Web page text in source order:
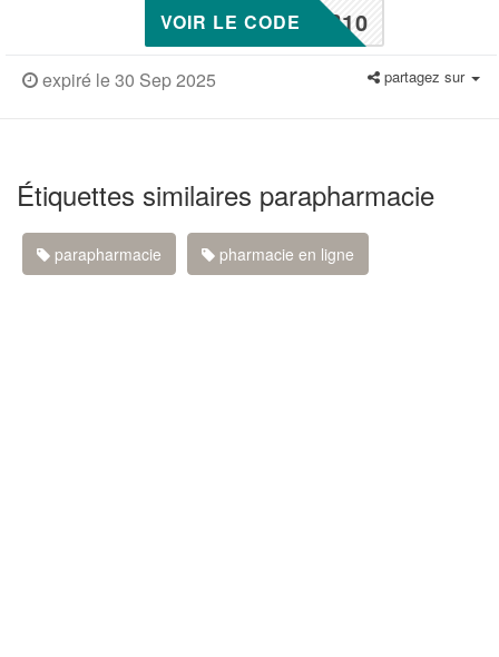
R10
VOIR LE CODE
expiré le 30 Sep 2025 partagez sur
Étiquettes similaires parapharmacie
parapharmacie pharmacie en ligne